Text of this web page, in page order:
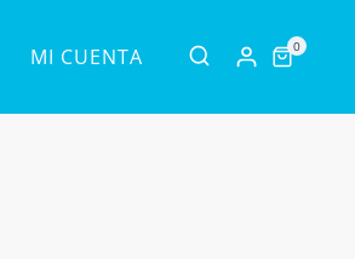
MI CUENTA 0